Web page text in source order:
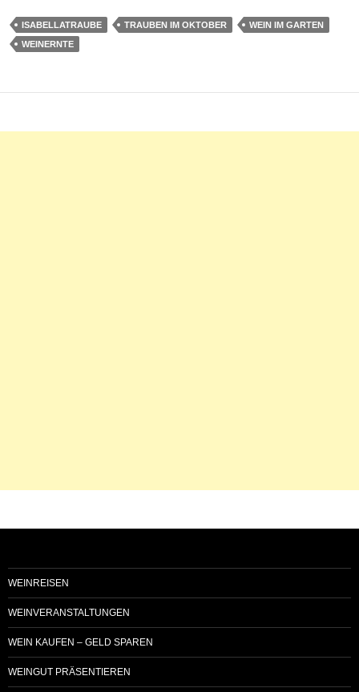
ISABELLATRAUBE TRAUBEN IM OKTOBER
WEIN IM GARTEN
WEINERNTE
WEINREISEN
WEINVERANSTALTUNGEN
WEIN KAUFEN – GELD SPAREN
WEINGUT PRÄSENTIEREN